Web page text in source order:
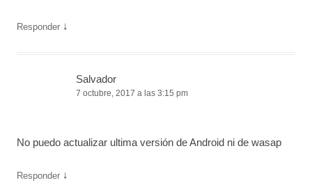
Responder ↓
Salvador
7 octubre, 2017 a las 3:15 pm
No puedo actualizar ultima versión de Android ni de wasap
Responder ↓